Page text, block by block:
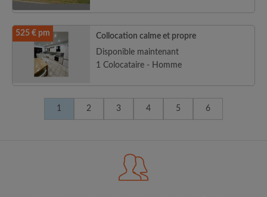
525 € pm
Collocation calme et propre
Disponible maintenant
1 Colocataire - Homme
1 2 3 4 5 6